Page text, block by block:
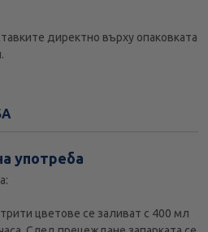
директно върху опаковката
употреба
цветове се заливат с 400 мл